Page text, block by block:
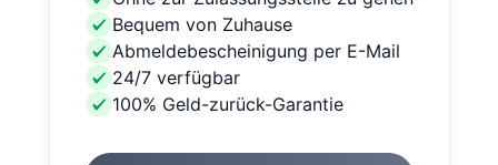
Bequem von Zuhause
Abmeldebescheinigung per E-Mail
24/7 verfügbar
100% Geld-zurück-Garantie